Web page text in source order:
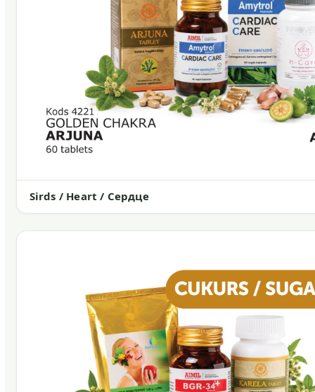
Sirds / Heart / Сердце